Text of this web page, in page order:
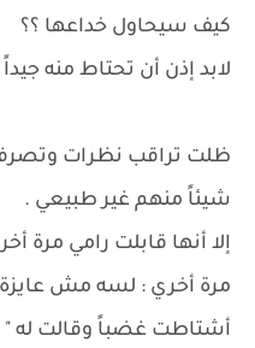
كيف سيحاول خداعها ؟؟
لابد إذن أن تحتاط منه جيداً
ظلت تراقب نظرات
شيئاً منهم غير طبيعي .
إلا أنها قابلت رامي مرة
مرة أخري : لسه مش عايزة
أشتاطت غضباً وقالت له "